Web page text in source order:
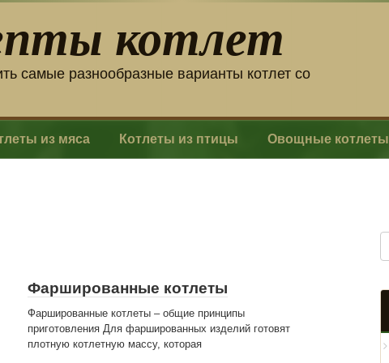
котлет
самые разнообразные варианты котлет со
из мяса Котлеты из птицы Овощные котлеты
Фаршированные котлеты
Фаршированные котлеты – общие принципы
приготовления Для фаршированных изделий готовят
плотную котлетную массу, которая